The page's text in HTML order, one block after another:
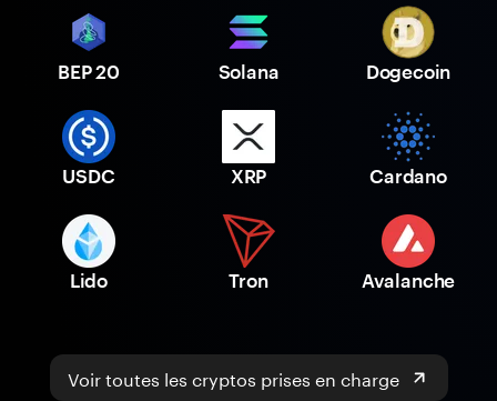
BEP 20 Solana Dogecoin
USDC XRP Cardano
Lido Tron Avalanche
Voir toutes les cryptos prises en charge